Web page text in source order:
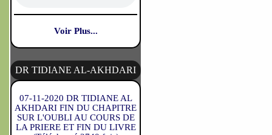
Voir Plus...
DR TIDIANE AL-AKHDARI
07-11-2020 DR TIDIANE AL
AKHDARI FIN DU CHAPITRE
SUR L'OUBLI AU COURS DE
LA PRIERE ET FIN DU LIVRE